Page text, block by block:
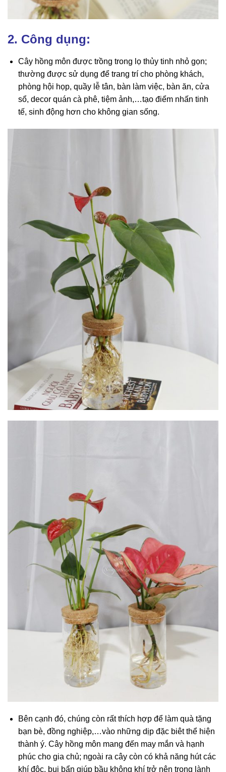
2. Công dụng:
Cây hồng môn được trồng trong lọ thủy tinh nhỏ gọn;
thường được sử dụng để trang trí cho phòng khách,
phòng hội họp, quầy lễ tân, bàn làm việc, bàn ăn, cửa
sổ, decor quán cà phê, tiệm ảnh,…tạo điểm nhấn tinh
tế, sinh động hơn cho không gian sống.
Bên cạnh đó, chúng còn rất thích hợp để làm quà tặng
bạn bè, đồng nghiệp,…vào những dịp đặc biêt thể hiện
thành ý. Cây hồng môn mang đến may mắn và hạnh
phúc cho gia chủ; ngoài ra cây còn có khả năng hút các
khí độc, bụi bẩn giúp bầu không khí trở nên trong lành